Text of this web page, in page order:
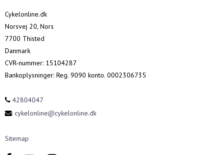
Cykelonline.dk
Norsvej 20, Nors
7700 Thisted
Danmark
CVR-nummer: 15104287
Bankoplysninger: Reg. 9090 konto. 0002306735
42804047
: cykelonline@cykelonline.dk
Sitemap